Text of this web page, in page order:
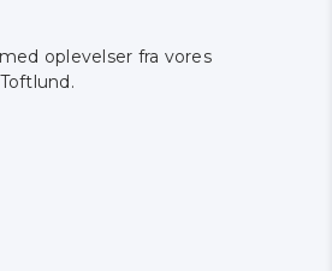
oplevelser fra vores